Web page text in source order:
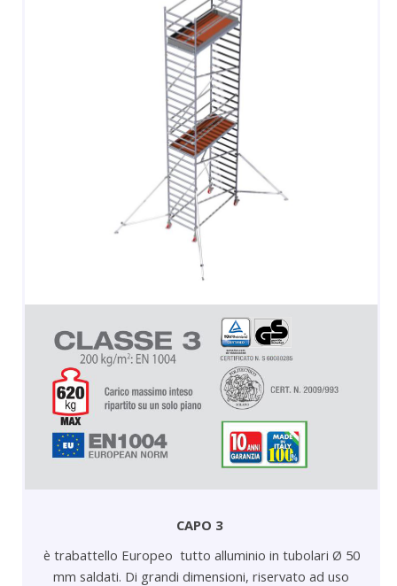
ACCESSORI, RICAMBI E COMPONENTI
CAPO 3
è trabattello Europeo tutto alluminio in tubolari Ø 50
mm saldati. Di grandi dimensioni, riservato ad uso